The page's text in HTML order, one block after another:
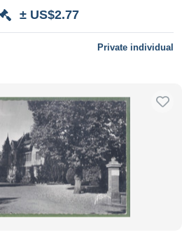
± US$2.77
Private individual